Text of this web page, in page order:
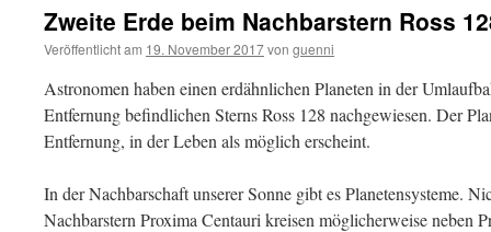
Zweite Erde beim Nachbarstern Ross
Veröffentlicht am 19. November 2017von guenni
Astronomen haben einen erdähnlichen Planeten in der
Entfernung befindlichen Sterns Ross 128 nachgewiesen. Der
Entfernung, in der Leben als möglich erscheint.
In der Nachbarschaft unserer Sonne gibt es Planetensysteme.
Nachbarstern Proxima Centauri kreisen möglicherweise neben